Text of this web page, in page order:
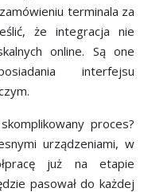
terminala za
że integracja nie
online. Są one
interfejsu
proces?
urządzeniami, w
już na etapie
pasował do każdej